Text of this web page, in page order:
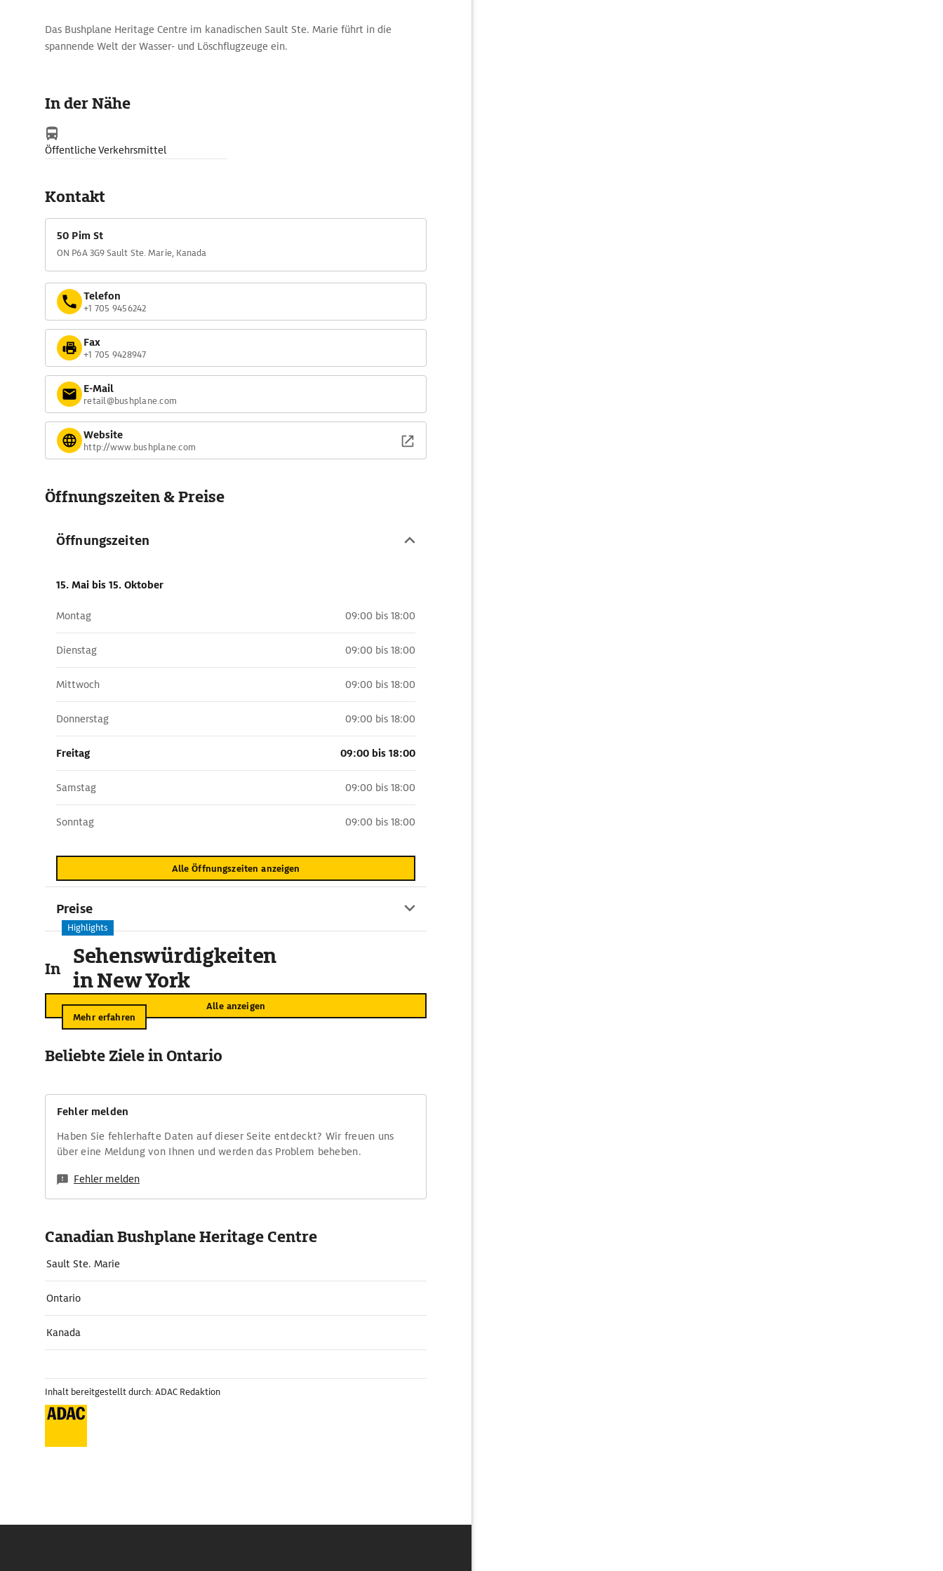
Das Bushplane Heritage Centre im kanadischen Sault Ste. Marie führt in die
spannende Welt der Wasser- und Löschflugzeuge ein.
In der Nähe
Öffentliche Verkehrsmittel
Kontakt
50 Pim St
ON P6A 3G9 Sault Ste. Marie, Kanada
Telefon
+1 705 9456242
Fax
+1 705 9428947
E-Mail
retail@bushplane.com
Website
http://www.bushplane.com
Öffnungszeiten & Preise
Öffnungszeiten
15. Mai bis 15. Oktober
Montag 09:00 bis 18:00
Dienstag 09:00 bis 18:00
Mittwoch 09:00 bis 18:00
Donnerstag 09:00 bis 18:00
Freitag 09:00 bis 18:00
Samstag 09:00 bis 18:00
Sonntag 09:00 bis 18:00
Alle Öffnungszeiten anzeigen
Preise
In der Umgebung
Alle anzeigen
Highlights
Sehenswürdigkeiten
in New York
Mehr erfahren
Beliebte Ziele in Ontario
Fehler melden
Haben Sie fehlerhafte Daten auf dieser Seite entdeckt? Wir freuen uns
über eine Meldung von Ihnen und werden das Problem beheben.
Fehler melden
Canadian Bushplane Heritage Centre
Sault Ste. Marie
Ontario
Kanada
Inhalt bereitgestellt durch: ADAC Redaktion